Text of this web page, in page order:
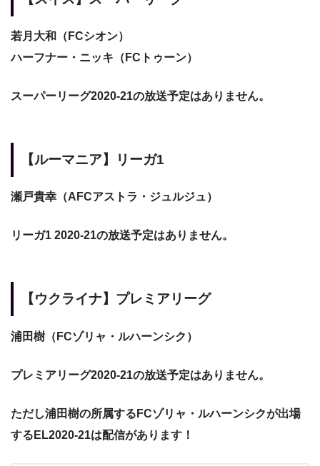
若月大和（FCシオン）
ハーフナー・ニッキ（FCトゥーン）
スーパーリーグ2020-21の放送予定はありません。
【ルーマニア】リーガ1
瀬戸貴幸（AFCアストラ・ジュルジュ）
リーガ1 2020-21の放送予定はありません。
【ウクライナ】プレミアリーグ
浦田樹（FCゾリャ・ルハーンシク）
プレミアリーグ2020-21の放送予定はありません。
ただし浦田樹の所属するFCゾリャ・ルハーンシクが出場
する EL2020-21は配信があります！